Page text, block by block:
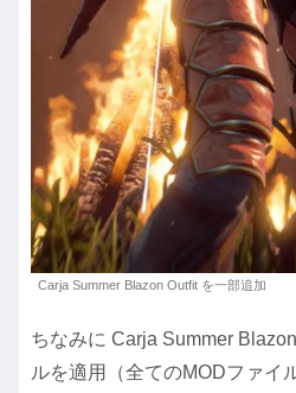
Carja Summer Blazon Outfit を一部追加
ちなみに Carja Summer
ルを適用（全てのMODファイ